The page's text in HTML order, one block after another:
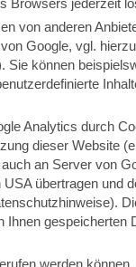
Browsers jederzeit
von anderen
Google, vgl.
Sie können
Analytics durch
dieser Website
an Server von
übertragen und
Ihnen gespeicherten
werden